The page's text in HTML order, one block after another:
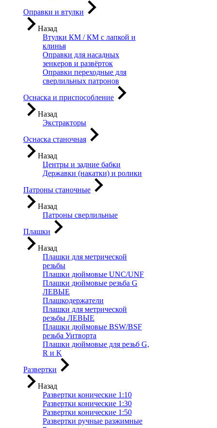
Оправки и втулки
Назад
Втулки КМ / КМ с лапкой и
клинья
Оправки для насадных
зенкеров и развёрток
Оправки переходные для
сверлильных патронов
Оснаска и приспособление
Назад
Экстракторы
Оснаска станочная
Назад
Центры и задние бабки
Державки (накатки) и ролики
Патроны станочные
Назад
Патроны сверлильные
Плашки
Назад
Плашки для метрической
резьбы
Плашки дюймовые UNC/UNF
Плашки дюймовые резьба G
ЛЕВЫЕ
Плашкодержатели
Плашки для метрической
резьбы ЛЕВЫЕ
Плашки дюймовые BSW/BSF
резьба Уитворта
Плашки дюймовые для резьб G,
R и K
Развертки
Назад
Развертки конические 1:10
Развертки конические 1:30
Развертки конические 1:50
Развертки ручные разжимные